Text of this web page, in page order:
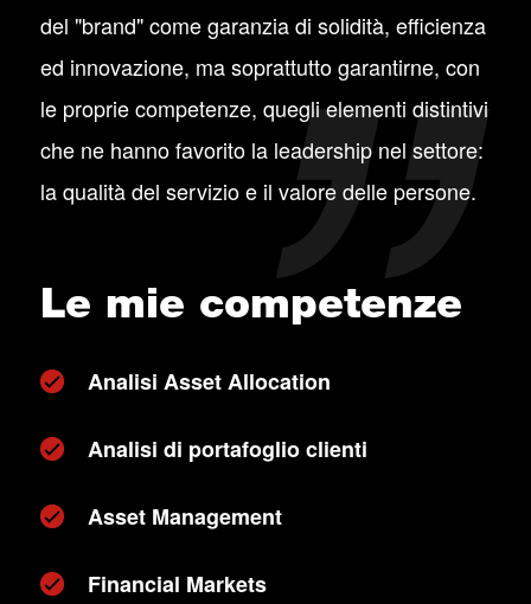
del "brand" come garanzia di solidità, efficienza
ed innovazione, ma soprattutto garantirne, con
le proprie competenze, quegli elementi distintivi
che ne hanno favorito la leadership nel settore:
la qualità del servizio e il valore delle persone.
Le mie competenze
Analisi Asset Allocation
Analisi di portafoglio clienti
Asset Management
Financial Markets